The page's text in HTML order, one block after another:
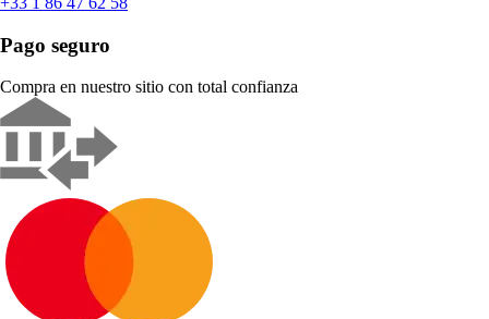
Pago seguro
Compra en nuestro sitio con total confianza